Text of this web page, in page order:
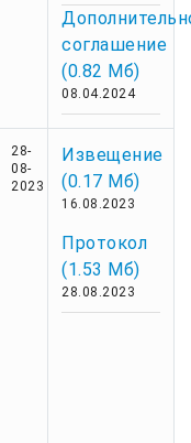
соглашение
(0.82 Мб)
08.04.2024
28-
08-
2023
Извещение
(0.17 Мб)
16.08.2023
Протокол
(1.53 Мб)
28.08.2023